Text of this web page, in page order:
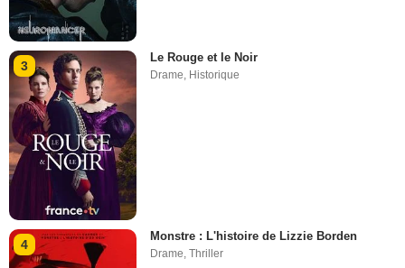
3
Le Rouge et le Noir
Drame, Historique
4
Monstre : L'histoire de Lizzie Borden
Drame,Thriller